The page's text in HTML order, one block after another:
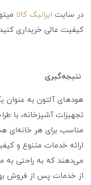
در سایت ایرانیک کالا
کیفیت عالی خریداری
نتیجه‌گیری
هودهای آلتون به عنوان
تجهیزات آشپزخانه، با
مناسب برای هر خانه‌ای
ارائه خدمات متنوع و
می‌دهند که به راحتی به
از خدمات پس از فروش